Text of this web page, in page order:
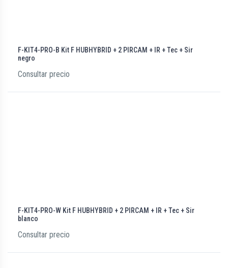
F-KIT4-PRO-B Kit F HUBHYBRID + 2 PIRCAM + IR + Tec + Sir
negro
Consultar precio
F-KIT4-PRO-W Kit F HUBHYBRID + 2 PIRCAM + IR + Tec + Sir
blanco
Consultar precio